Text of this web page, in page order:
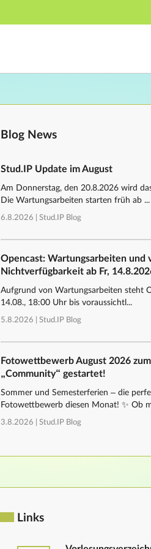
Main navigation
Blog News
Stud.IP Update im August
Am Donnerstag, den 20.8.2026 wird
Die Wartungsarbeiten starten früh ab ...
6.8.2026 | Stud.IP Blog
Opencast: Wartungsarbeiten und
Nichtverfügbarkeit ab Fr,
Aufgrund von Wartungsarbeiten steht
14.08., 18:00 Uhr bis voraussichtl...
5.8.2026 | Stud.IP Blog
Fotowettbewerb August 2026
„Community“ gestartet!
Sommer und Semesterferien – die
Fotowettbewerb diesen Monat! ✨ Ob
3.8.2026 | Stud.IP Blog
Links